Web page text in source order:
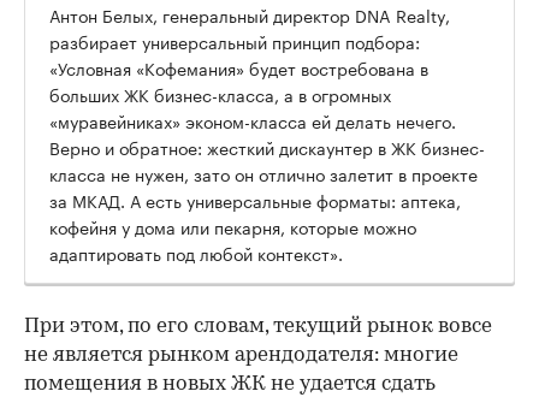
Антон Белых, генеральный директор DNA Realty,
разбирает универсальный принцип подбора:
«Условная «Кофемания» будет востребована в
больших ЖК бизнес-класса, а в огромных
«муравейниках» эконом-класса ей делать нечего.
Верно и обратное: жесткий дискаунтер в ЖК бизнес-
класса не нужен, зато он отлично залетит в проекте
за МКАД. А есть универсальные форматы: аптека,
кофейня у дома или пекарня, которые можно
адаптировать под любой контекст».
При этом, по его словам, текущий рынок вовсе
не является рынком арендодателя: многие
помещения в новых ЖК не удается сдать